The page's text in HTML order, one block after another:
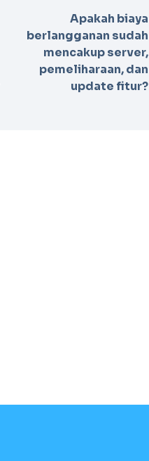
Apakah biaya
berlangganan sudah
mencakup server,
pemeliharaan, dan
update fitur?